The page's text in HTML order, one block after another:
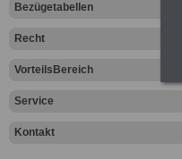
Bezügetabellen
Recht
VorteilsBereich
Service
Kontakt